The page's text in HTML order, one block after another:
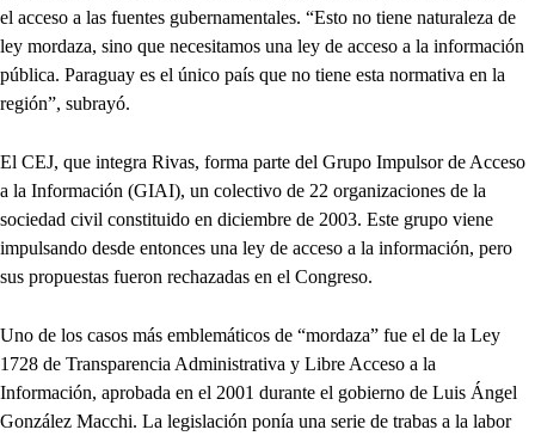
el acceso a las fuentes gubernamentales. “Esto no tiene naturaleza de
ley mordaza, sino que necesitamos una ley de acceso a la información
pública. Paraguay es el único país que no tiene esta normativa en la
región”, subrayó.
El CEJ, que integra Rivas, forma parte del Grupo Impulsor de Acceso
a la Información (GIAI), un colectivo de 22 organizaciones de la
sociedad civil constituido en diciembre de 2003. Este grupo viene
impulsando desde entonces una ley de acceso a la información, pero
sus propuestas fueron rechazadas en el Congreso.
Uno de los casos más emblemáticos de “mordaza” fue el de la Ley
1728 de Transparencia Administrativa y Libre Acceso a la
Información, aprobada en el 2001 durante el gobierno de Luis Ángel
González Macchi. La legislación ponía una serie de trabas a la labor